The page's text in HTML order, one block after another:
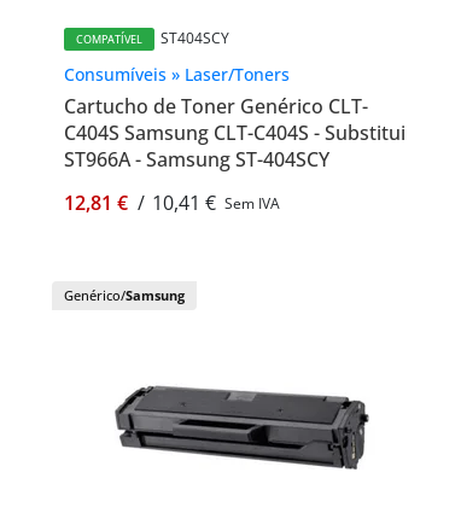
COMPATÍVEL ST404SCY
Consumíveis » Laser/Toners
Cartucho de Toner Genérico CLT-
C404S Samsung CLT-C404S - Substitui
ST966A - Samsung ST-404SCY
12,81 € / 10,41 € Sem IVA
Genérico/Samsung